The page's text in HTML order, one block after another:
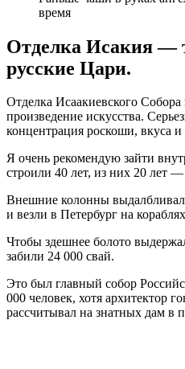
время
Отделка Исакия —
русские Цари.
Отделка Исаакиевского
произведение искусства.
концентрация роскоши, вкуса и
Я очень рекомендую зайти
строили 40 лет, из них 20 лет
Внешние колонны
и везли в Петербург на
Чтобы здешнее болото
забили 24 000 свай.
Это был главный собор
000 человек, хотя архитектор
рассчитывал на знатных дам